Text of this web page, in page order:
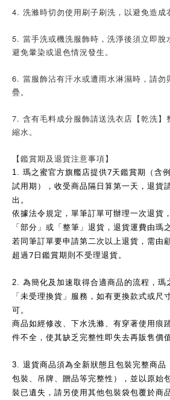
4. 洗滌時切勿使用刷子刷洗，以避免造成
5. 當手洗或機洗服飾時，洗淨後須立即脫
避免暈染或退色情況發生。
6. 當服飾沾有汗水或遭雨水淋濕時，請勿
疊。
7. 含有毛料成分服飾請送洗衣店【乾洗】
縮水。
【鑑賞期及退貨注意事項】
1. 瑪之蜜官方旗艦店提供7天鑑賞期（含
試用期），收受商品隔日算第一天，退貨
出。
依據法令規定，單筆訂單可辦理一次退貨
「部分」或「整筆」退貨，退貨運費由瑪
若同筆訂單要申請第二次以上退貨，需由
超過7 日鑑賞期則不受理退貨。
2. 為簡化及加速取得合適商品的流程，瑪
「未受理換貨」服務，如有更換款式或尺
可。
商品如經修改、下水洗滌、有穿著使用痕
件不全，使其缺乏完整性即失去再販售價
3. 退貨商品須為全新狀態且包裝完整商品
包裝、吊牌、贈品等完整性），並以原始
裝已遺失，請另使用其他包裝袋包覆於商